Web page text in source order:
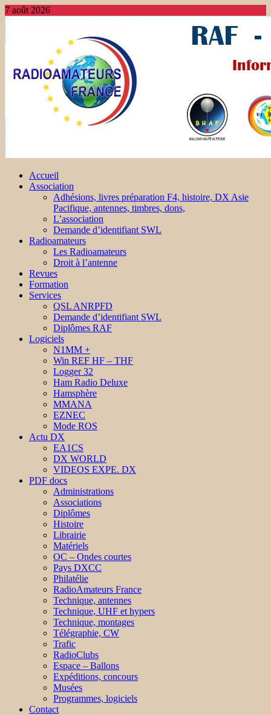
7 août 2026
Accueil
Association
Adhésions, livres préparation F4, histoire, DX Asie
Pacifique, antennes, timbres, dons,
L’association
Demande d’identifiant SWL
Radioamateurs
Les Radioamateurs
Droit à l’antenne
Revues
Formation
Services
QSL ANRPFD
Demande d’identifiant SWL
Diplômes RAF
Logiciels
N1MM +
Win REF HF – THF
Logger 32
Ham Radio Deluxe
Hamsphère
MMANA
EZNEC
Mode ROS
Actu DX
EA1CS
DX WORLD
VIDEOS EXPE. DX
PDF docs
Administrations
Associations
Diplômes
Histoire
Librairie
Matériels
OC – Ondes courtes
Pays DXCC
Philatélie
RadioAmateurs France
Technique, antennes
Technique, UHF et hypers
Technique, montages
Télégraphie, CW
Trafic
RadioClubs
Espace – Ballons
Expéditions, concours
Musées
Programmes, logiciels
Contact